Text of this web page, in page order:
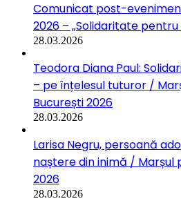
Comunicat post-
2026 – „Solidaritate pentru
28.03.2026
Teodora Diana Paul:
– pe înțelesul tuturor /
București 2026
28.03.2026
Larisa Negru, persoană
naștere din inimă / Marșul
2026
28.03.2026